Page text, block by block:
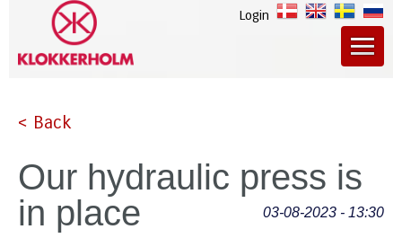
Login
< Back
Our hydraulic press is
in place
03-08-2023 - 13:30